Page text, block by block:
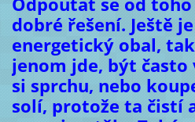
dobré řešení. Ještě
energetický obal,
jenom jde, být
si sprchu, nebo
solí, protože ta čistí